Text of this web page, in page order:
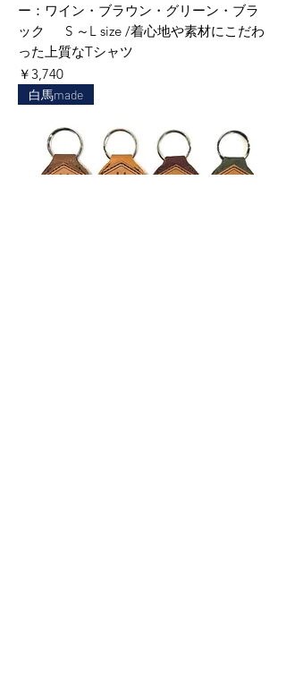
ー：ワイン・ブラウン・グリーン・ブラ
ック S ～L size /着心地や素材にこだわ
った上質なTシャツ
価格
￥3,740
白馬made